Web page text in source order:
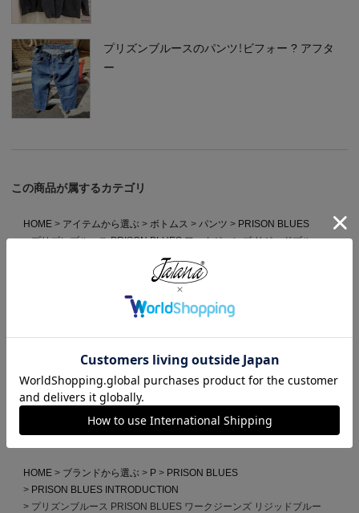
プリズンブルースのパンツ！ビフォー ? アフタ
ー
この商品が属するカテゴリ
HOME アイテムから選ぶ ボトムス パンツ
PRISON BLUES
プリズンブルース PRISON BLUES ワークジーンズ リジッドブルー
プリズンブルース PRISON BLUES ワークジーンズ リジッドブルー
プリズンブルース PRISON BLUES ワークジーンズ リジッドブルー
HOME
全ての商品
プリズンブルース PRISON BLUES ワークジーンズ リジッドブルー
WORK PANTS from USA
HOME ブランドから選ぶ P
PRISON BLUES
PRISON BLUES INTRODUCTION
プリズンブルース PRISON BLUES ワークジーンズ リジッドブルー